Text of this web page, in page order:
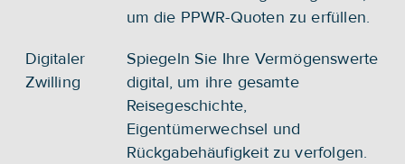
um die PPWR-Quoten zu erfüllen.
Digitaler
Zwilling
Spiegeln Sie Ihre Vermögenswerte
digital, um ihre gesamte
Reisegeschichte,
Eigentümerwechsel und
Rückgabehäufigkeit zu verfolgen.